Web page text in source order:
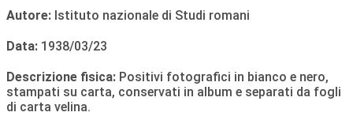
Autore: Istituto nazionale di Studi romani
Data: 1938/03/23
Descrizione fisica: Positivi fotografici in bianco e nero,
stampati su carta, conservati in album e separati da fogli
di carta velina.